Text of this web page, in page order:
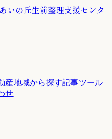
いの丘生前整理支援センタ
産地域から探す記事ツール
せ